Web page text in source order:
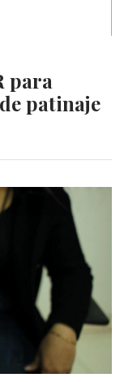
para
patinaje